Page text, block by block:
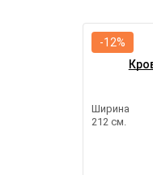
Ширина
212 см.
-12%